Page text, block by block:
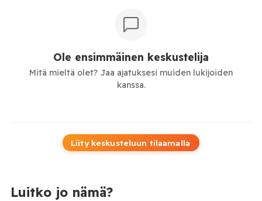
Ole ensimmäinen keskustelija
Mitä mieltä olet? Jaa ajatuksesi muiden lukijoiden
kanssa.
Liity keskusteluun tilaamalla
Luitko jo nämä?